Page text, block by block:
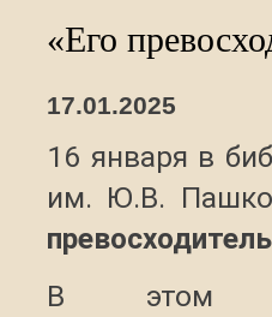
«Его
17.01.2025
16 января в
им. Ю.В.
В этом